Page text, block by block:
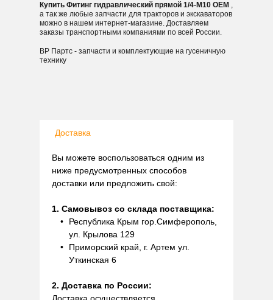
Купить Фитинг гидравлический прямой 1/4-M10 OEM ,
а так же любые запчасти для тракторов и экскаваторов
можно в нашем интернет-магазине. Доставляем
заказы транспортными компаниями по всей России.
ВР Партс - запчасти и комплектующие на гусеничную
технику
Доставка
Вы можете воспользоваться одним из
ниже предусмотренных способов
доставки или предложить свой:
1. Самовывоз со склада поставщика:
Республика Крым гор.Симферополь,
ул. Крылова 129
Приморский край, г. Артем ул.
Уткинская 6
2. Доставка по России: